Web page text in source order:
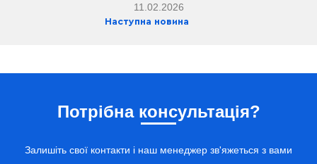
11.02.2026
Наступна новина
Потрібна консультація?
Залишіть свої контакти і наш менеджер зв'яжеться з вами